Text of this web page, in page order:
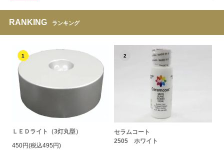
RANKING ランキング
1
ＬＥＤライト（3灯丸型）
450円(税込495円)
2
セラムコート
2505 ホワイト